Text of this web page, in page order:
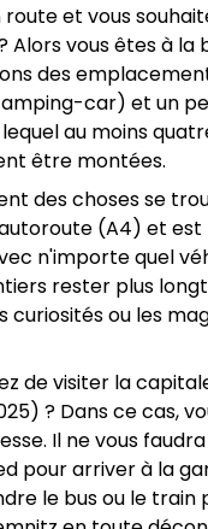
route et vous
Alors vous êtes à la
des
car) et un
au moins
être montées.
des choses se
(A4) et
n'importe quel
rester plus
curiosités ou les
de visiter la
? Dans ce cas,
Il ne vous
pour arriver à la
le bus ou le train